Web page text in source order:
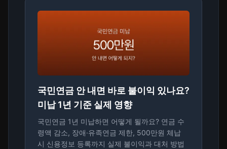
국민연금 안 내면 바로 불이익 있나요?
미납 1년 기준 실제 영향
국민연금 1년 미납하면 어떻게 될까요? 연금 수
령액 감소, 장애·유족연금 제한, 500만원 체납
시 신용정보 등록까지 실제 불이익과 대처 방법